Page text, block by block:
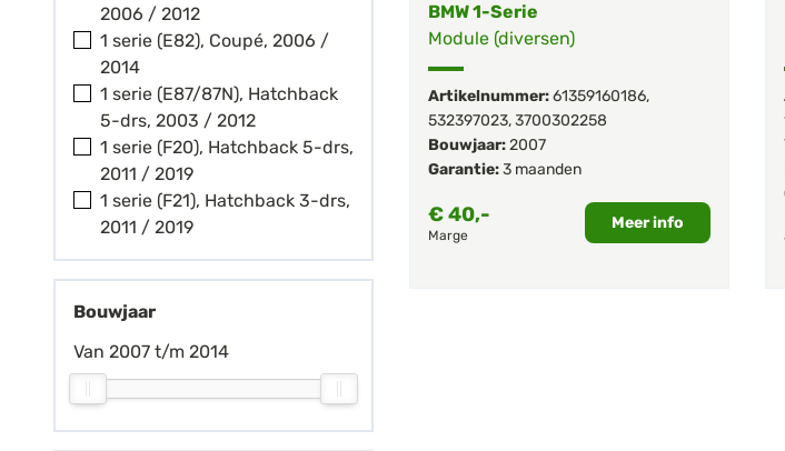
2006 / 2012
1 serie (E82), Coupé, 2006 /
2014
1 serie (E87/87N), Hatchback
5-drs, 2003 / 2012
1 serie (F20), Hatchback 5-drs,
2011 / 2019
1 serie (F21), Hatchback 3-drs,
2011 / 2019
Bouwjaar
Van 2007 t/m 2014
BMW 1-Serie
Module (diversen)
Artikelnummer:61359160186,
532397023,3700302258
Bouwjaar:2007
Garantie:3 maanden
€40,-
Marge
Meer info